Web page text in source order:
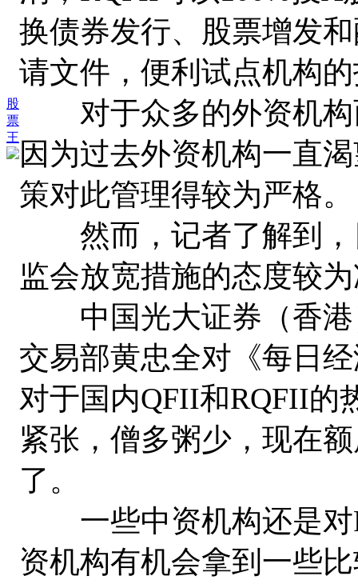
股
票
王
换债券发行、股票增发
请文件，便利试点机构
对于众多的外资机构
因为过去外资机构一直
策对此管理得较为严格。
然而，记者了解到，
监会放宽措施的态度较
中国光大证券（香港
交易部黄忠全对《每日
对于国内QFII和RQFII的
紧张，僧多粥少，现在
了。
一些中资机构还是对
资机构有机会拿到一些